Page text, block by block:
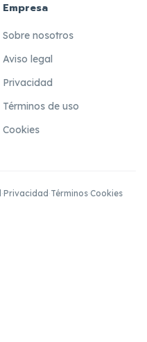
Empresa
Sobre nosotros
Aviso legal
Privacidad
Términos de uso
Cookies
·Privacidad ·Términos·Cookies